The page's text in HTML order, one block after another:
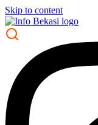
Skip to content